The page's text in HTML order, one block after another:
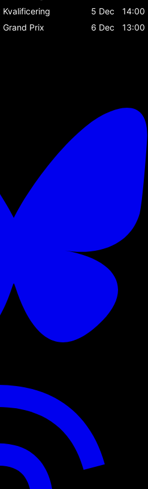
Kvalificering 5 Dec
14:00
Grand Prix 6 Dec
13:00